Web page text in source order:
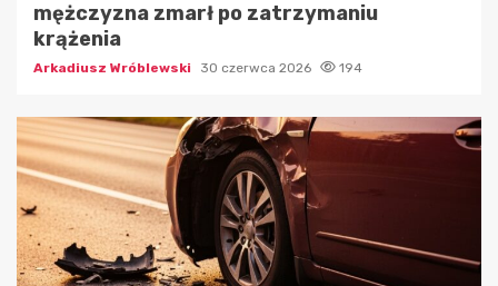
mężczyzna zmarł po zatrzymaniu
krążenia
Arkadiusz Wróblewski 30 czerwca 2026 194